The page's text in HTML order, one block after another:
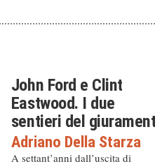
John Ford e Clint
Eastwood. I due
sentieri del
Adriano Della Starza
A settant’anni dall’uscita di